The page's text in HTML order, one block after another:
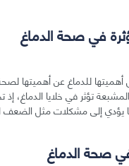
في صحة الدماغ
أهميتها للدماغ عن أهميتها
تؤثر في خلايا الدماغ،
يؤدي إلى مشكلات مثل الضعف
صحة الدماغ